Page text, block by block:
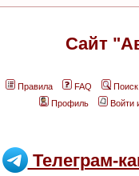
Сайт
Правила FAQ
Поиск
Профиль
Войти
Телеграм-